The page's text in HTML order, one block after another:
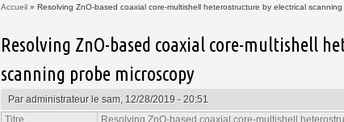
Accueil » Resolving ZnO-based coaxial core-multishell heterostructure by electrical
Resolving ZnO-based coaxial core-multishell
scanning probe microscopy
Paradministrateurle sam, 12/28/2019 - 20:51
Titre
Resolving ZnO-based coaxial core-multishell